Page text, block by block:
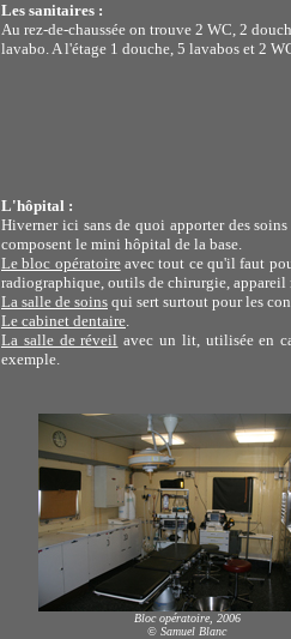
Les sanitaires :
Au rez-de-chaussée on trouve 2 WC, 2
lavabo. A l'étage 1 douche, 5 lavabos et 2
L'hôpital :
Hiverner ici sans de quoi apporter des
composent le mini hôpital de la base.
Le bloc opératoireavec tout ce qu'il faut
radiographique, outils de chirurgie, appareil
La salle de soins qui sert surtout pour les
Le cabinet dentaire.
La salle de réveil avec un lit, utilisée en
exemple.
Bloc opératoire, 2006
© Samuel Blanc